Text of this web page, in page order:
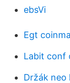
ebsVi
Egt
Labit conf
Držák